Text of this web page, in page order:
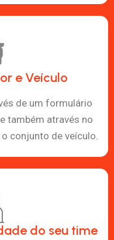
e Veículo
de um formulário
também através no
conjunto de veículo.
do seu time